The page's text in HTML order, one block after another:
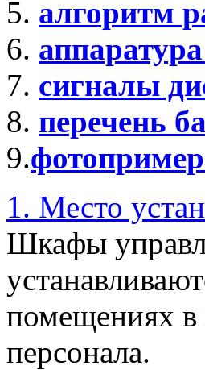
5. алгоритм
6.
7. сигналы
8. перечень
9.
1. Место
Шкафы
помещениях в
персонала.